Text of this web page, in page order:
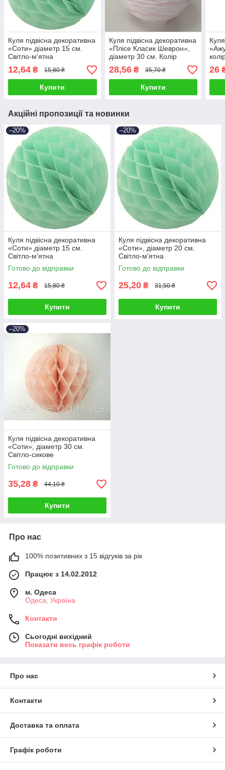
Куля підвісна декоративна
«Соти» діаметр 15 см.
Світло-м'ятна
12,64 ₴ 15,80 ₴
Купити
Куля підвісна декоративна
«Плісе Класик Шеврон»,
діаметр 30 см. Колір
рожевий
28,56₴ 35,70 ₴
Купити
26
Акційні пропозиції та новинки
–20%
Куля підвісна декоративна
«Соти» діаметр 15 см.
Світло-м'ятна
Готово до відправки
12,64 ₴ 15,80 ₴
Купити
–20%
Куля підвісна декоративна
«Соти», діаметр 20 см.
Світло-м'ятна
Готово до відправки
25,20 ₴ 31,50 ₴
Купити
–20%
Куля підвісна декоративна
«Соти», діаметр 30 см.
Світло-сикове
Готово до відправки
35,28 ₴ 44,10 ₴
Купити
Про нас
100% позитивних з 15 відгуків за рік
Працює з 14.02.2012
м. Одеса
Одеса, Україна
Контакти
Сьогодні вихідний
Показати весь графік роботи
Про нас
Контакти
Доставка та оплата
Графік роботи